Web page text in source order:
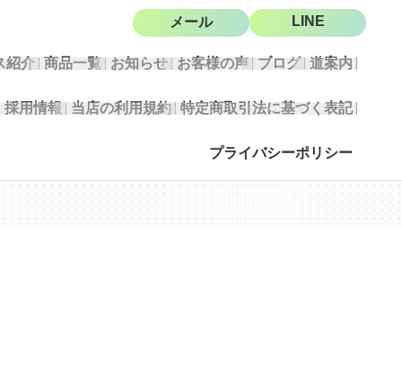
紹介 商品一覧 お知らせ お客様の声 ブログ 道案内
採用情報 当店の利用規約 特定商取引法に基づく表記
プライバシーポリシー
メール LINE